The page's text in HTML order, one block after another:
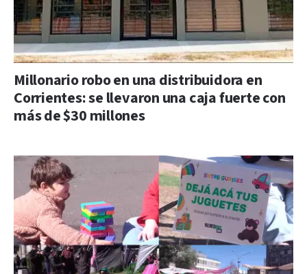
Millonario robo en una distribuidora en
Corrientes: se llevaron una caja fuerte con
más de $30 millones